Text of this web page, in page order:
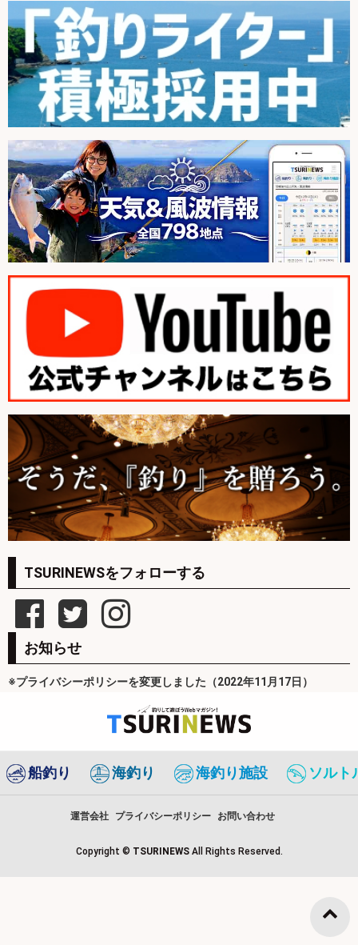
TSURINEWSをフォローする
お知らせ
※プライバシーポリシーを変更しました（2022年11月17日）
船釣り 海釣り 海釣り施設 ソルト
運営会社 プライバシーポリシー お問い合わせ
Copyright © TSURINEWS All Rights Reserved.